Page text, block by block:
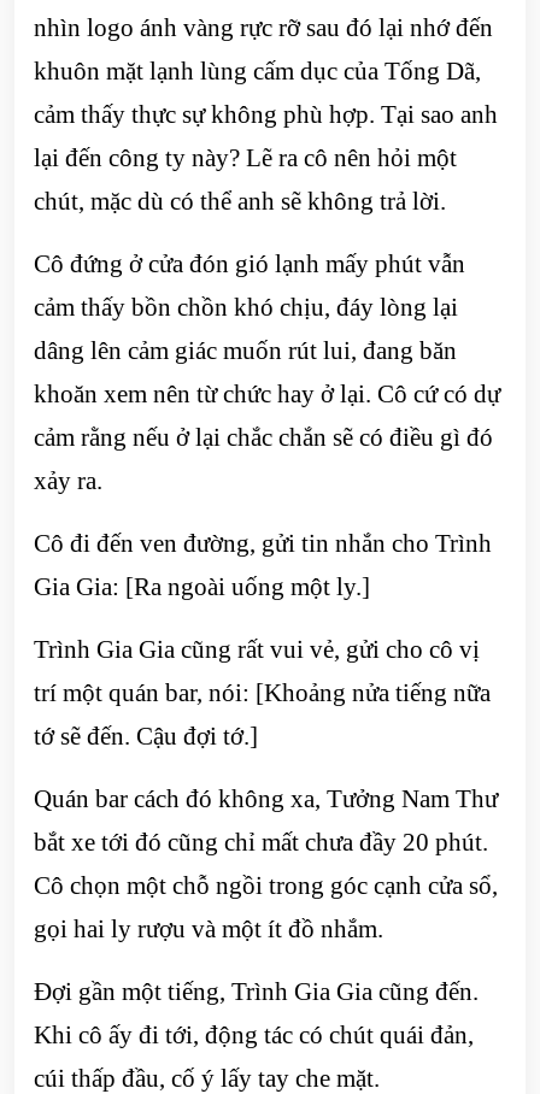
nhìn logo ánh vàng rực rỡ sau đó lại nhớ đến
khuôn mặt lạnh lùng cấm dục của Tống Dã,
cảm thấy thực sự không phù hợp. Tại sao anh
lại đến công ty này? Lẽ ra cô nên hỏi một
chút, mặc dù có thể anh sẽ không trả lời.
Cô đứng ở cửa đón gió lạnh mấy phút vẫn
cảm thấy bồn chồn khó chịu, đáy lòng lại
dâng lên cảm giác muốn rút lui, đang băn
khoăn xem nên từ chức hay ở lại. Cô cứ có dự
cảm rằng nếu ở lại chắc chắn sẽ có điều gì đó
xảy ra.
Cô đi đến ven đường, gửi tin nhắn cho Trình
Gia Gia: [Ra ngoài uống một ly.]
Trình Gia Gia cũng rất vui vẻ, gửi cho cô vị
trí một quán bar, nói: [Khoảng nửa tiếng nữa
tớ sẽ đến. Cậu đợi tớ.]
Quán bar cách đó không xa, Tưởng Nam Thư
bắt xe tới đó cũng chỉ mất chưa đầy 20 phút.
Cô chọn một chỗ ngồi trong góc cạnh cửa sổ,
gọi hai ly rượu và một ít đồ nhắm.
Đợi gần một tiếng, Trình Gia Gia cũng đến.
Khi cô ấy đi tới, động tác có chút quái đản,
cúi thấp đầu, cố ý lấy tay che mặt.